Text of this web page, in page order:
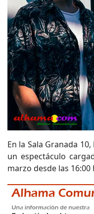
En la Sala Granada
un espectáculo
marzo desde las 16:00